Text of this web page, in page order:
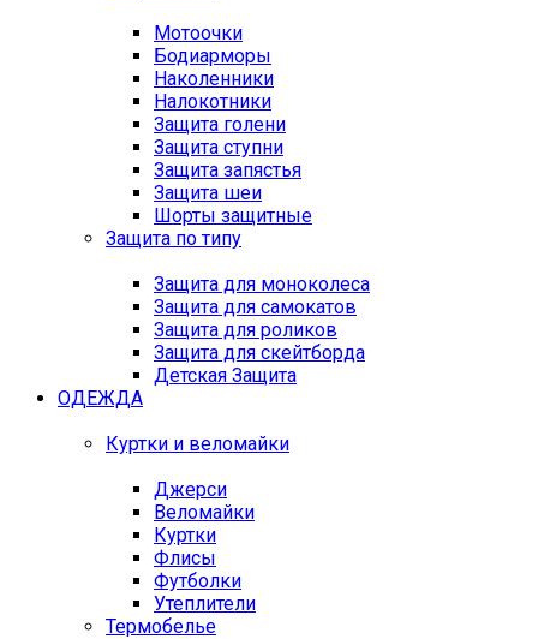
Мотоочки
Бодиарморы
Наколенники
Налокотники
Защита голени
Защита ступни
Защита запястья
Защита шеи
Шорты защитные
Защита по типу
Защита для моноколеса
Защита для самокатов
Защита для роликов
Защита для скейтборда
Детская Защита
ОДЕЖДА
Куртки и веломайки
Джерси
Веломайки
Куртки
Флисы
Футболки
Утеплители
Термобелье